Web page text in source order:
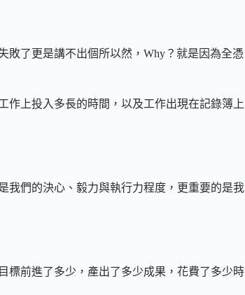
敗了更是講不出個所以然，Why？就是因為全憑
作上投入多長的時間，以及工作出現在記錄簿上
我們的決心、毅力與執行力程度，更重要的是我
標前進了多少，產出了多少成果，花費了多少時